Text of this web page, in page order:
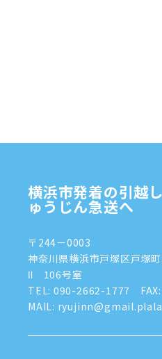
2024年
2024年7
2024年
2024年
2024年
2024年
横浜市発着の引越
ゅうじん急送へ
〒244－0003
神奈川県横浜市戸塚区戸塚
Ⅱ 106号室
TEL: 090-2662-1777
MAIL: